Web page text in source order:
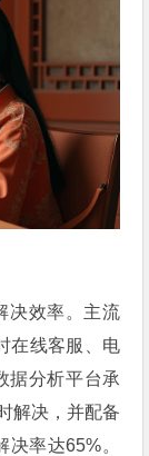
决效率。主流
在线客服、电
据分析平台承
解决，并配备
率达65%。